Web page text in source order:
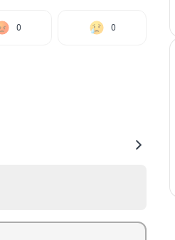
0 0